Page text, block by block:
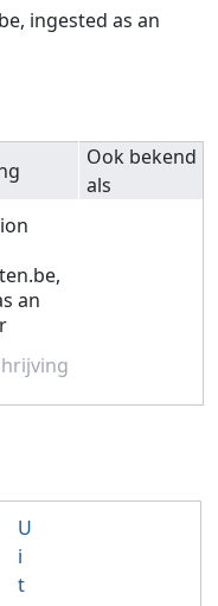
ingested as an
Ook bekend
als
an
U
i
t